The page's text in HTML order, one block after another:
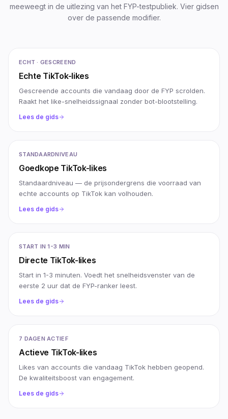
meeweegt in de uitlezing van het FYP-testpubliek. Vier gidsen
over de passende modifier.
ECHT · GESCREEND
Echte TikTok-likes
Gescreende accounts die vandaag door de FYP scrolden.
Raakt het like-snelheidssignaal zonder bot-blootstelling.
Lees de gids
STANDAARDNIVEAU
Goedkope TikTok-likes
Standaardniveau — de prijsondergrens die voorraad van
echte accounts op TikTok kan volhouden.
Lees de gids
START IN 1-3 MIN
Directe TikTok-likes
Start in 1-3 minuten. Voedt het snelheidsvenster van de
eerste 2 uur dat de FYP-ranker leest.
Lees de gids
7 DAGEN ACTIEF
Actieve TikTok-likes
Likes van accounts die vandaag TikTok hebben geopend.
De kwaliteitsboost van engagement.
Lees de gids